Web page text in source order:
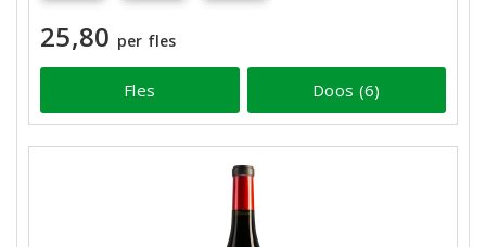
25,80 per fles
Fles Doos (6)